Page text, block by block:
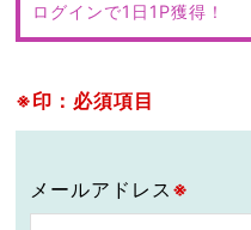
ログインで1日1P獲得！
※印：必須項目
メールアドレス ※